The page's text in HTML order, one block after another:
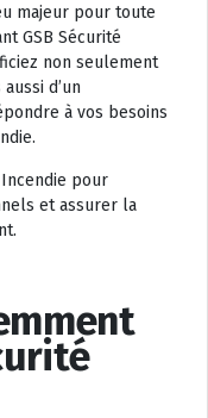
majeur pour toute
GSB Sécurité
non seulement
d’un
à vos besoins
Incendie pour
et assurer la